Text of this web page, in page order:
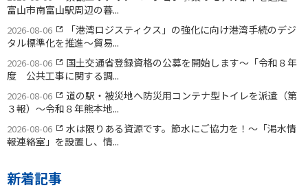
富山市南富山駅周辺の暮...
2026-08-06
「港湾ロジスティクス」の強化に向け港湾手続のデジ
タル標準化を推進〜貿易...
2026-08-06
国土交通省登録資格の公募を開始します〜「令和８年
度 公共工事に関する調...
2026-08-06
道の駅・被災地へ防災用コンテナ型トイレを派遣（第
３報）〜令和８年熊本地...
2026-08-06
水は限りある資源です。節水にご協力を！〜「渇水情
報連絡室」を設置し、情...
新着記事